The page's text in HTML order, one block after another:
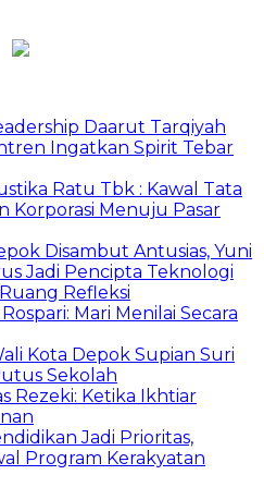
Daarut Tarqiyah
Ingatkan Spirit Tebar
Ratu Tbk : Kawal Tata
Korporasi Menuju Pasar
Disambut Antusias, Yuni
Jadi Pencipta Teknologi
Refleksi
Mari Menilai Secara
Kota Depok Supian Suri
Sekolah
Rezeki: Ketika Ikhtiar
Jadi Prioritas,
Program Kerakyatan